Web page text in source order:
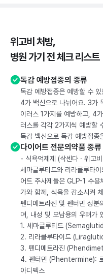
위고비 처방,
병원 가기 전 체크 리스트
독감 예방접종의 종류
독감 예방접종은 예방할 수
4가 백신으로 나뉘어요. 3가
이러스 1가지를 예방하고, 4
러스를 각각 2가지씩 예방할
독감 백신으로 독감 예방접종
다이어트 전문의약품 종
- 식욕억제제 (삭센다 · 위고
세마글루티드와 리라클루타
어트 주사제들은 GLP-1 수용
가와 함께, 식욕을 감소시켜
펜디메트라진 및 펜터민 성분
며, 내성 및 오남용의 우려가
1. 세마글루티드
2. 리라클루타이드
3. 펜디메트라진
4. 펜터민 (Phentermine): 로
아디펙스